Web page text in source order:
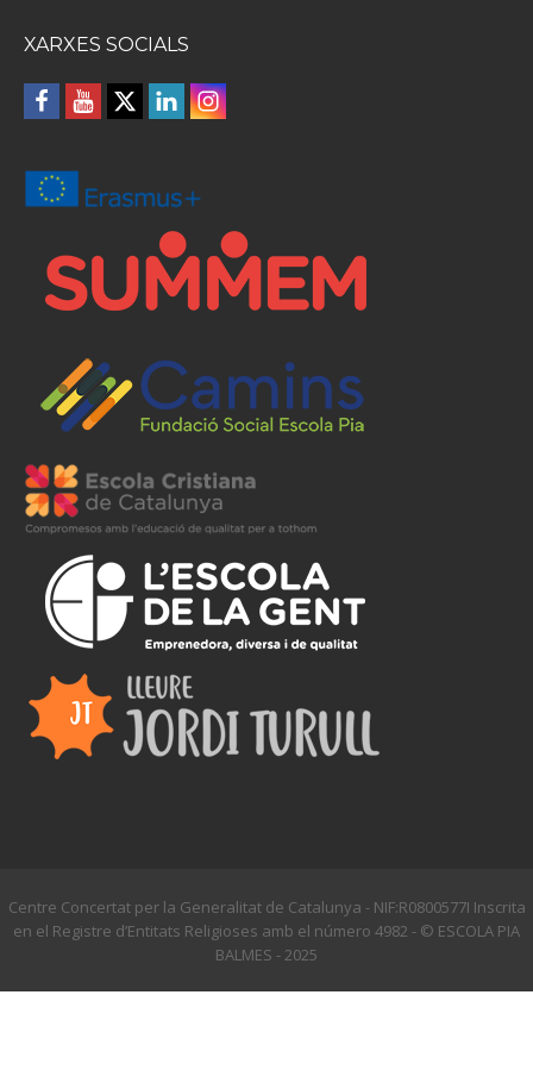
XARXES SOCIALS
Centre Concertat per la Generalitat de Catalunya - NIF:R0800577I Inscrita
en el Registre d’Entitats Religioses amb el número 4982 - © ESCOLA PIA
BALMES - 2025